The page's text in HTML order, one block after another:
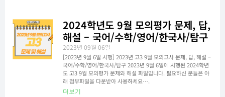
2024학년도 9월 모의평가 문제, 답,
해설 – 국어/수학/영어/한국사/탐구
2023년 09월 06일
[2023년 9월 6일 시행] 2023년 고3 9월 모의고사 문제, 답, 해설 –
국어/수학/영어/한국사/탐구 2023년 9월 6일에 시행된 2024학년
도 고3 9월 모의평가 문제와 해설 파일입니다. 필요하신 분들은 아
래 첨부파일을 다운받아 사용하세요….
더보기